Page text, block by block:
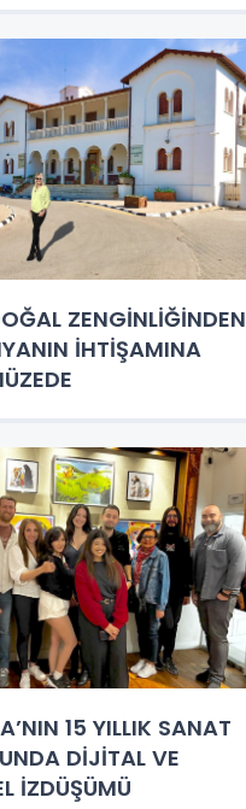
ZENGİNLİĞİNDEN
İHTİŞAMINA
15 YILLIK SANAT
DİJİTAL VE
İZDÜŞÜMÜ